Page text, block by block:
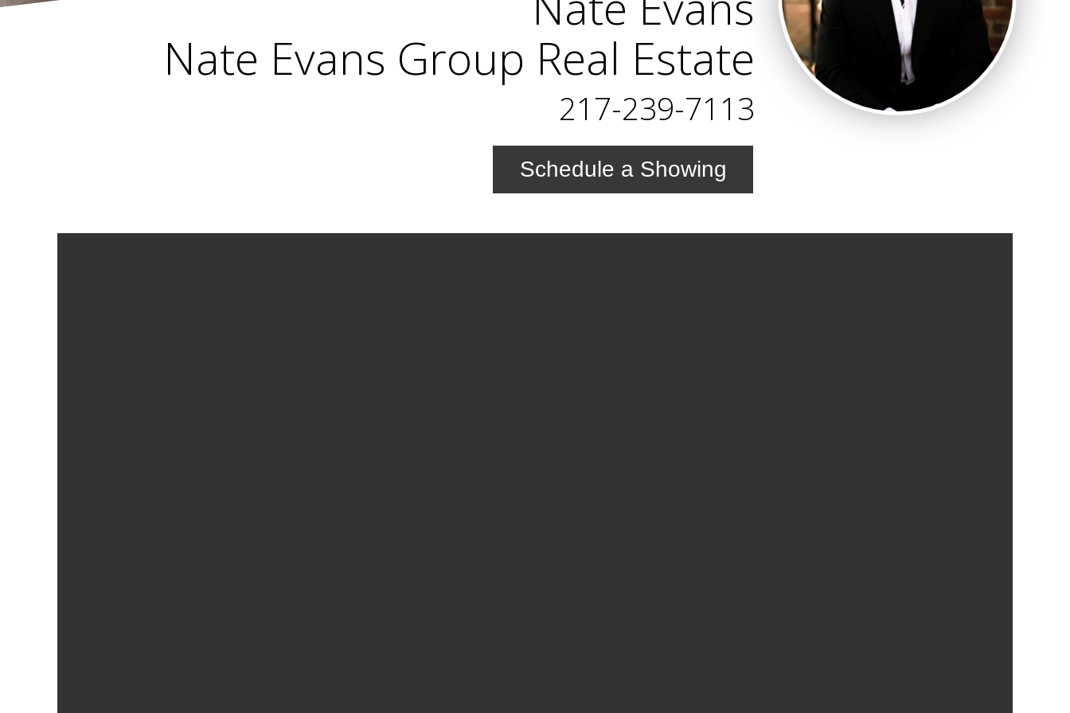
Nate Evans Group Real Estate
217-239-7113
Schedule a Showing